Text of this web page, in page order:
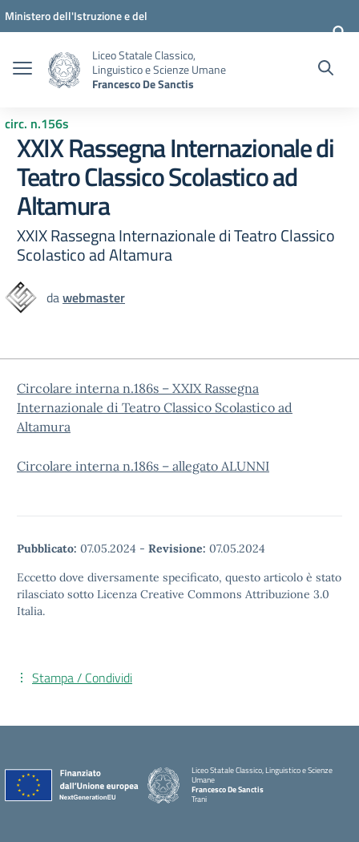
Vai ai contenuti
Vai al menu di navigazione
Vai al footer
Ministero dell'Istruzione e del
Liceo Statale Classico,
Linguistico e Scienze Umane
Francesco De Sanctis
circ. n.156s
XXIX Rassegna Internazionale di
Teatro Classico Scolastico ad
Altamura
XXIX Rassegna Internazionale di Teatro Classico
Scolastico ad Altamura
dawebmaster
Circolare interna n.186s – XXIX Rassegna
Internazionale di Teatro Classico Scolastico ad
Altamura
Circolare interna n.186s – allegato ALUNNI
Pubblicato: 07.05.2024 - Revisione: 07.05.2024
Eccetto dove diversamente specificato, questo articolo è stato
rilasciato sotto Licenza Creative Commons Attribuzione 3.0
Italia.
Stampa / Condividi
Liceo Statale Classico, Linguistico e Scienze
Umane
Francesco De Sanctis
Trani